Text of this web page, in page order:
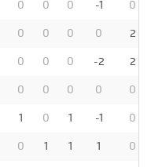
0 0 0 -1 0
0 0 0 0 2
0 0 0 -2 2
0 0 0 0 0
1 0 1 -1 0
0 1 1 1 0